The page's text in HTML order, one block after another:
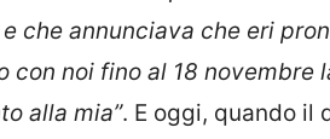
che annunciava che eri
con noi fino al 18 novembre
alla mia”. E oggi, quando il